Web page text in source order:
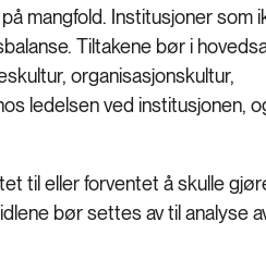
mangfold. Institusjoner som
Tiltakene bør i
organisasjonskultur,
ledelsen ved institusjonen,
til eller forventet å skulle
bør settes av til analyse